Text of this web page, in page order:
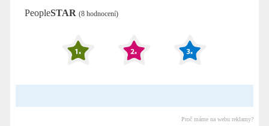
PeopleSTAR (8 hodnocení)
Proč máme na webu reklamy?